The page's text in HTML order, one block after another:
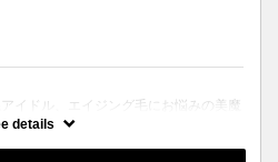
イドル、エイジング毛にお悩みの美魔
ニューに対応できる髪質改善トリート
details